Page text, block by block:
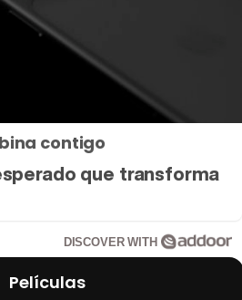
contigo
que transforma
DISCOVER WITH
Películas